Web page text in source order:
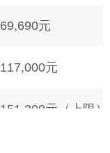
69,690元
117,000元
151,200元（上限）